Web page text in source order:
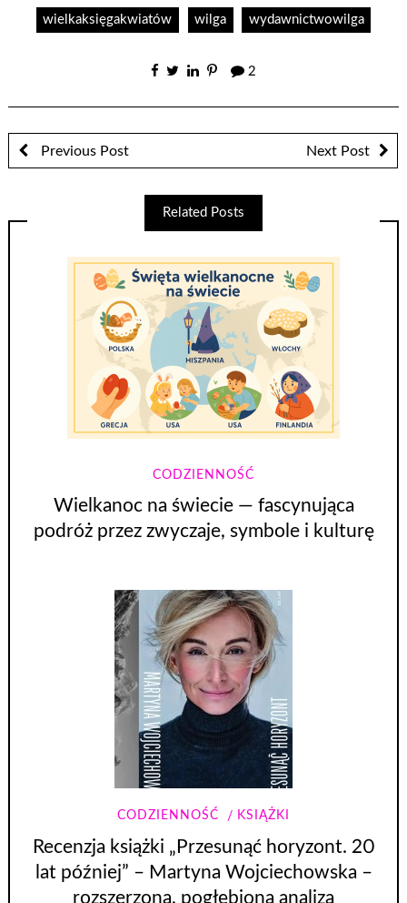
wielkaksięgakwiatów wilga wydawnictwowilga
2
Previous Post Next Post
Related Posts
CODZIENNOŚĆ
Wielkanoc na świecie — fascynująca
podróż przez zwyczaje, symbole i kulturę
CODZIENNOŚĆ KSIĄŻKI
Recenzja książki „Przesunąć horyzont. 20
lat później” – Martyna Wojciechowska –
rozszerzona, pogłębiona analiza